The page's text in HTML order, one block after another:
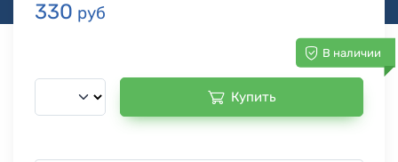
330 руб
В наличии
Купить